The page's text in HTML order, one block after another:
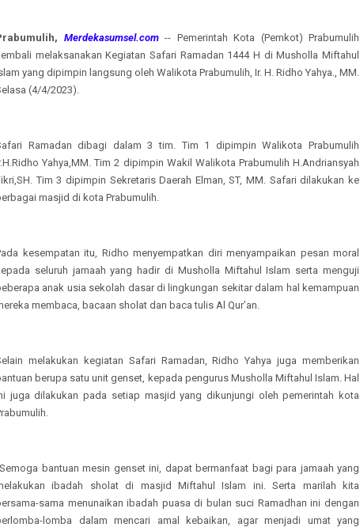
Merdekasumsel.com-- Pemerintah Kota (Pemkot) Prabumulih
melaksanakan Kegiatan Safari Ramadan 1444 H di Musholla Miftahul
yang dipimpin langsung oleh Walikota Prabumulih, Ir. H. Ridho Yahya., MM.
(4/4/2023).
Ramadan dibagi dalam 3 tim. Tim 1 dipimpin Walikota Prabumulih
Yahya,MM. Tim 2 dipimpin Wakil Walikota Prabumulih H.Andriansyah
Tim 3 dipimpin Sekretaris Daerah Elman, ST, MM. Safari dilakukan ke
masjid di kota Prabumulih.
kesempatan itu, Ridho menyempatkan diri menyampaikan pesan moral
seluruh jamaah yang hadir di Musholla Miftahul Islam serta menguji
anak usia sekolah dasar di lingkungan sekitar dalam hal kemampuan
membaca, bacaan sholat dan baca tulis Al Qur’an.
melakukan kegiatan Safari Ramadan, Ridho Yahya juga memberikan
berupa satu unit genset, kepada pengurus Musholla Miftahul Islam. Hal
juga dilakukan pada setiap masjid yang dikunjungi oleh pemerintah kota
bantuan mesin genset ini, dapat bermanfaat bagi para jamaah yang
ibadah sholat di masjid Miftahul Islam ini. Serta marilah kita
sama menunaikan ibadah puasa di bulan suci Ramadhan ini dengan
lomba dalam mencari amal kebaikan, agar menjadi umat yang